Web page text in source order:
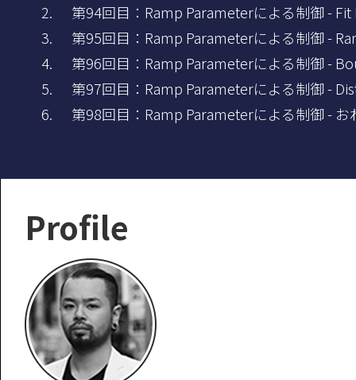
第94回目：Ramp Parameterによる制御 - Fit
第95回目：Ramp Parameterによる制御 -
第96回目：Ramp Parameterによる制御 -
第97回目：Ramp Parameterによる制御 -
第98回目：Ramp Parameterによる制御 - お
Profile